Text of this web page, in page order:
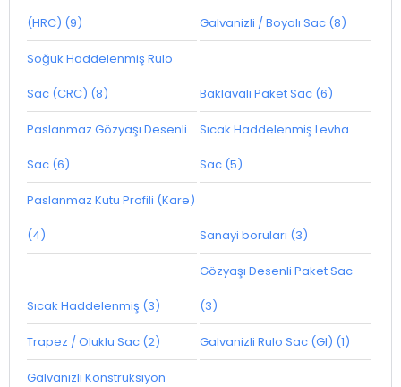
(HRC) (9) Galvanizli / Boyalı Sac (8)
Soğuk Haddelenmiş Rulo
Sac (CRC) (8) Baklavalı Paket Sac (6)
Paslanmaz Gözyaşı Desenli
Sac (6)
Sıcak Haddelenmiş Levha
Sac (5)
Paslanmaz Kutu Profili (Kare)
(4) Sanayi boruları (3)
Sıcak Haddelenmiş (3)
Gözyaşı Desenli Paket Sac
(3)
Trapez / Oluklu Sac (2) Galvanizli Rulo Sac (GI) (1)
Galvanizli Konstrüksiyon